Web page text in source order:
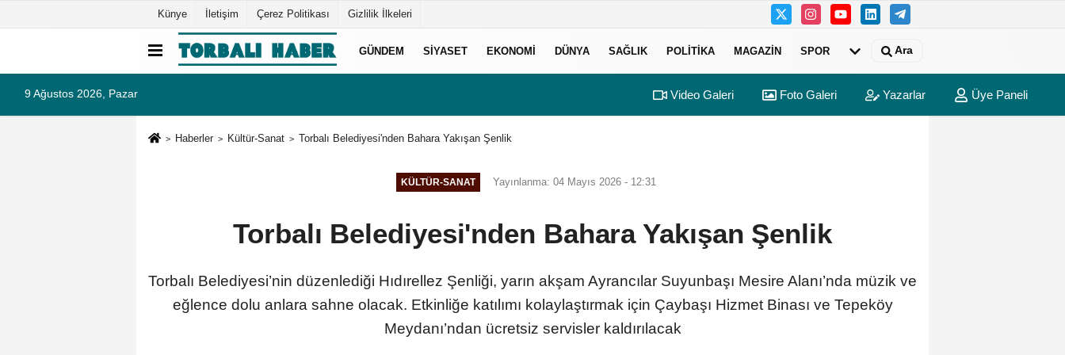
Künye İletişim Çerez Politikası Gizlilik İlkeleri
GÜNDEM SIYASET EKONOMI DÜNYA SAĞLIK POLITIKA MAGAZIN SPOR Ara
9 Ağustos 2026, Pazar Video Galeri Foto Galeri Yazarlar Üye Paneli
Haberler Kültür-Sanat Torbalı Belediyesi'nden Bahara Yakışan Şenlik
KÜLTÜR-SANAT Yayınlanma: 04 Mayıs 2026 - 12:31
Torbalı Belediyesi'nden Bahara Yakışan Şenlik
Torbalı Belediyesi’nin düzenlediği Hıdırellez Şenliği, yarın akşam Ayrancılar Suyunbaşı Mesire Alanı’nda müzik ve
eğlence dolu anlara sahne olacak. Etkinliğe katılımı kolaylaştırmak için Çaybaşı Hizmet Binası ve Tepeköy
Meydanı’ndan ücretsiz servisler kaldırılacak